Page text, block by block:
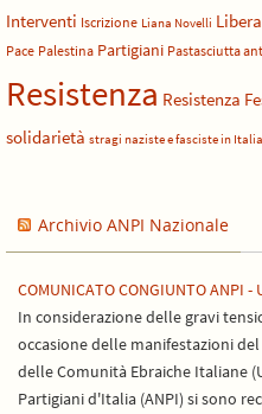
Interventi Iscrizione Liana Novelli
Pace Palestina Partigiani Pastasciutta
Resistenza Resistenza
solidarietà stragi naziste e fasciste in Italia
Archivio ANPI Nazionale
COMUNICATO CONGIUNTO ANPI -
In considerazione delle gravi
occasione delle manifestazioni
delle Comunità Ebraiche Italiane
Partigiani d'Italia (ANPI) si sono